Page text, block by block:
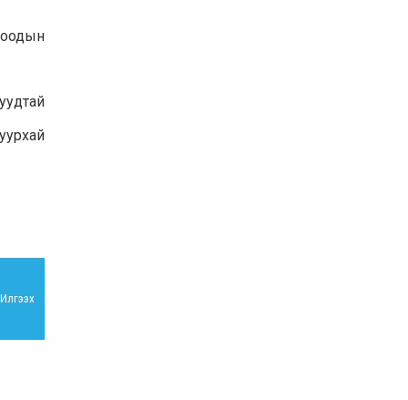
Илгээх